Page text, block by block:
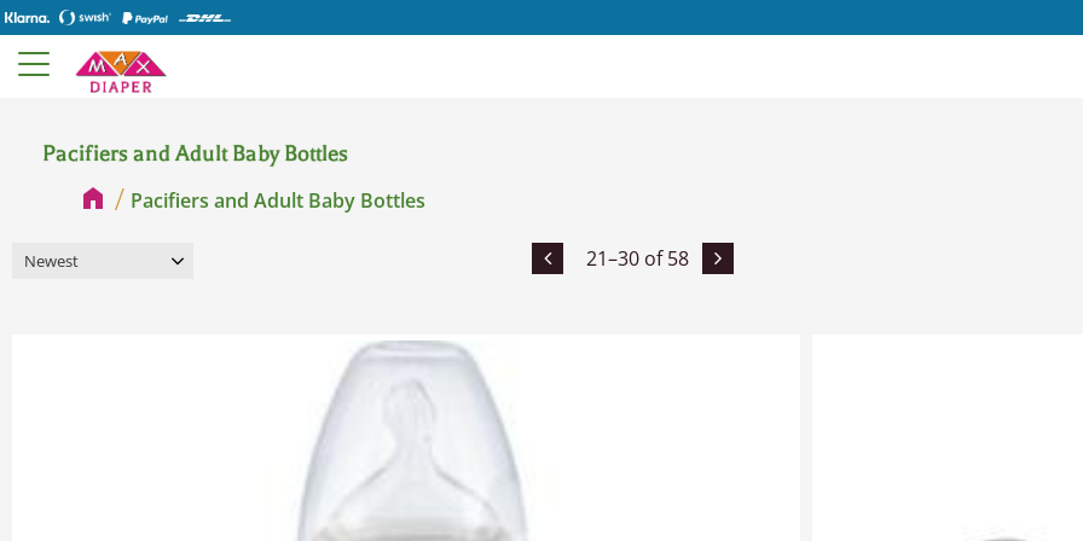
Pacifiers and Adult Baby Bottles
Pacifiers and Adult Baby Bottles
21–30of58
Select sorting method